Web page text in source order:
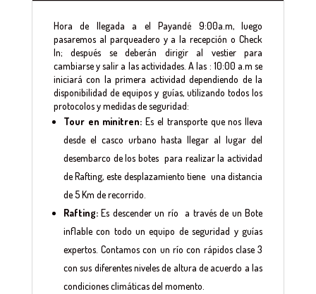
Hora de llegada a el Payandé 9:00a.m, luego
pasaremos al parqueadero y a la recepción o Check
In; después se deberán dirigir al vestier para
cambiarse y salir a las actividades. A las : 10:00 a.m se
iniciará con la primera actividad dependiendo de la
disponibilidad de equipos y guías, utilizando todos los
protocolos y medidas de seguridad:
Tour en minitren:Es el transporte que nos lleva
desde el casco urbano hasta llegar al lugar del
desembarco de los botes para realizar la actividad
de Rafting, este desplazamiento tiene una distancia
de 5 Km de recorrido.
Rafting:Es descender un río a través de un Bote
inflable con todo un equipo de seguridad y guías
expertos. Contamos con un río con rápidos clase 3
con sus diferentes niveles de altura de acuerdo a las
condiciones climáticas del momento.